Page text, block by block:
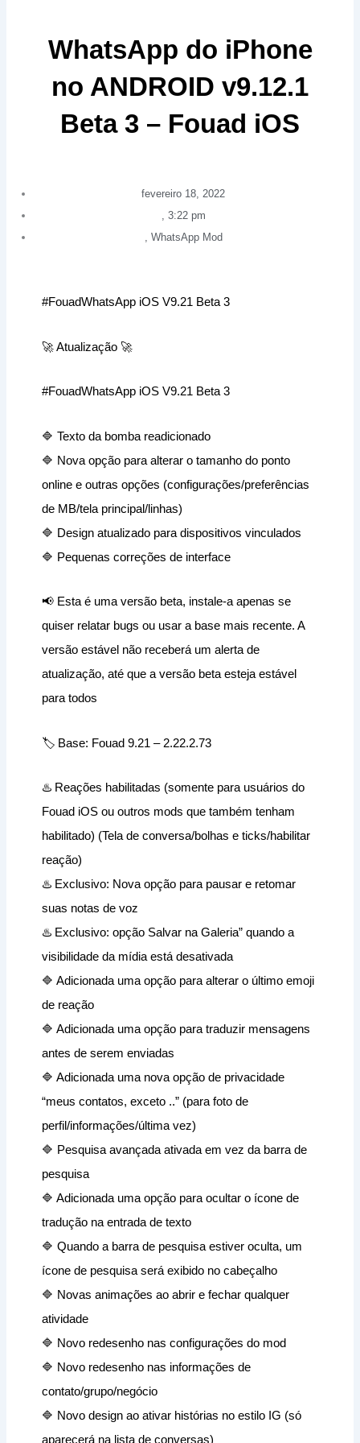
WhatsApp do iPhone
no ANDROID v9.12.1
Beta 3 – Fouad iOS
fevereiro 18, 2022
, 3:22 pm
, WhatsApp Mod
#FouadWhatsApp iOS V9.21 Beta 3
🚀 Atualização 🚀
#FouadWhatsApp iOS V9.21 Beta 3
🔷 Texto da bomba readicionado
🔷 Nova opção para alterar o tamanho do ponto
online e outras opções (configurações/preferências
de MB/tela principal/linhas)
🔷 Design atualizado para dispositivos vinculados
🔷 Pequenas correções de interface
📢 Esta é uma versão beta, instale-a apenas se
quiser relatar bugs ou usar a base mais recente. A
versão estável não receberá um alerta de
atualização, até que a versão beta esteja estável
para todos
🏷 Base: Fouad 9.21 – 2.22.2.73
♨️ Reações habilitadas (somente para usuários do
Fouad iOS ou outros mods que também tenham
habilitado) (Tela de conversa/bolhas e ticks/habilitar
reação)
♨️ Exclusivo: Nova opção para pausar e retomar
suas notas de voz
♨️ Exclusivo: opção Salvar na Galeria” quando a
visibilidade da mídia está desativada
🔷 Adicionada uma opção para alterar o último emoji
de reação
🔷 Adicionada uma opção para traduzir mensagens
antes de serem enviadas
🔷 Adicionada uma nova opção de privacidade
“meus contatos, exceto ..” (para foto de
perfil/informações/última vez)
🔷 Pesquisa avançada ativada em vez da barra de
pesquisa
🔷 Adicionada uma opção para ocultar o ícone de
tradução na entrada de texto
🔷 Quando a barra de pesquisa estiver oculta, um
ícone de pesquisa será exibido no cabeçalho
🔷 Novas animações ao abrir e fechar qualquer
atividade
🔷 Novo redesenho nas configurações do mod
🔷 Novo redesenho nas informações de
contato/grupo/negócio
🔷 Novo design ao ativar histórias no estilo IG (só
aparecerá na lista de conversas)